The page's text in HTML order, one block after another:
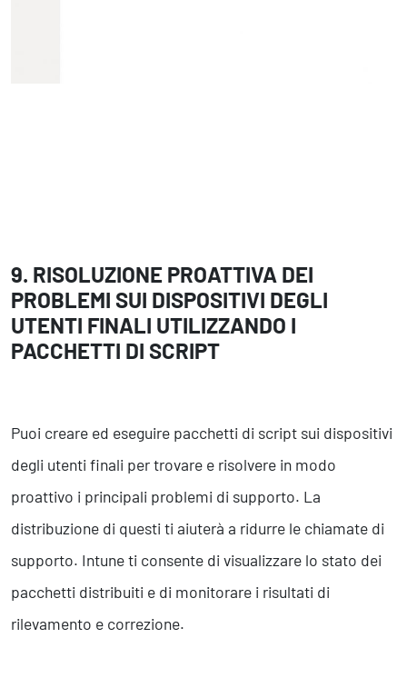
9. RISOLUZIONE PROATTIVA DEI
PROBLEMI SUI DISPOSITIVI DEGLI
UTENTI FINALI UTILIZZANDO I
PACCHETTI DI SCRIPT
Puoi creare ed eseguire pacchetti di script sui dispositivi
degli utenti finali per trovare e risolvere in modo
proattivo i principali problemi di supporto. La
distribuzione di questi ti aiuterà a ridurre le chiamate di
supporto. Intune ti consente di visualizzare lo stato dei
pacchetti distribuiti e di monitorare i risultati di
rilevamento e correzione.